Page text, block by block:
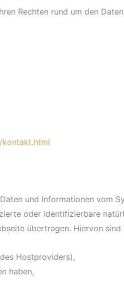
Rechten rund um den
und Informationen vom
oder identifizierbare
übertragen. Hiervon
Hostproviders),
haben,